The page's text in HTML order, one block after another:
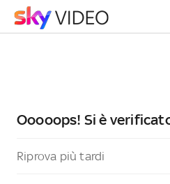
Ooooops! Si è
Riprova più tardi